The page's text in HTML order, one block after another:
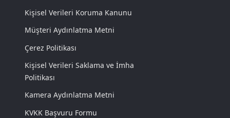
Kişisel Verileri Koruma Kanunu
Müşteri Aydınlatma Metni
Çerez Politikası
Kişisel Verileri Saklama ve İmha
Politikası
Kamera Aydınlatma Metni
KVKK Başvuru Formu